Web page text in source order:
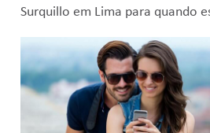
Surquillo em Lima para quando